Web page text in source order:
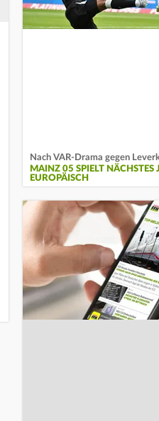
Nach VAR-Drama gegen
MAINZ 05 SPIELT NÄCHSTES
EUROPÄISCH